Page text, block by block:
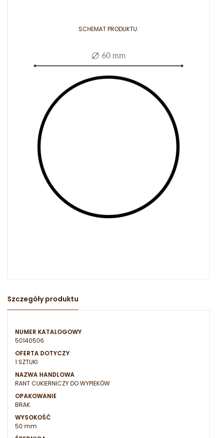
SCHEMAT PRODUKTU:
Szczegóły produktu
NUMER KATALOGOWY
50140506
OFERTA DOTYCZY
1 SZTUKI
NAZWA HANDLOWA
RANT CUKIERNICZY DO WYPIEKÓW
OPAKOWANIE
BRAK
WYSOKOŚĆ
50 mm